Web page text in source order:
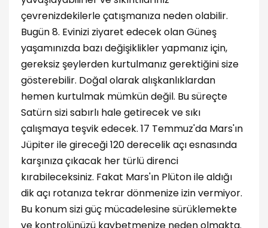
çevrenizdekilerle çatışmanıza neden olabilir.
Bugün 8. Evinizi ziyaret edecek olan Güneş
yaşamınızda bazı değişiklikler yapmanız için,
gereksiz şeylerden kurtulmanız gerektiğini size
gösterebilir. Doğal olarak alışkanlıklardan
hemen kurtulmak mümkün değil. Bu süreçte
Satürn sizi sabırlı hale getirecek ve sıkı
çalışmaya teşvik edecek. 17 Temmuz'da Mars'ın
Jüpiter ile gireceği 120 derecelik açı esnasında
karşınıza çıkacak her türlü direnci
kırabileceksiniz. Fakat Mars'ın Plüton ile aldığı
dik açı rotanıza tekrar dönmenize izin vermiyor.
Bu konum sizi güç mücadelesine sürüklemekte